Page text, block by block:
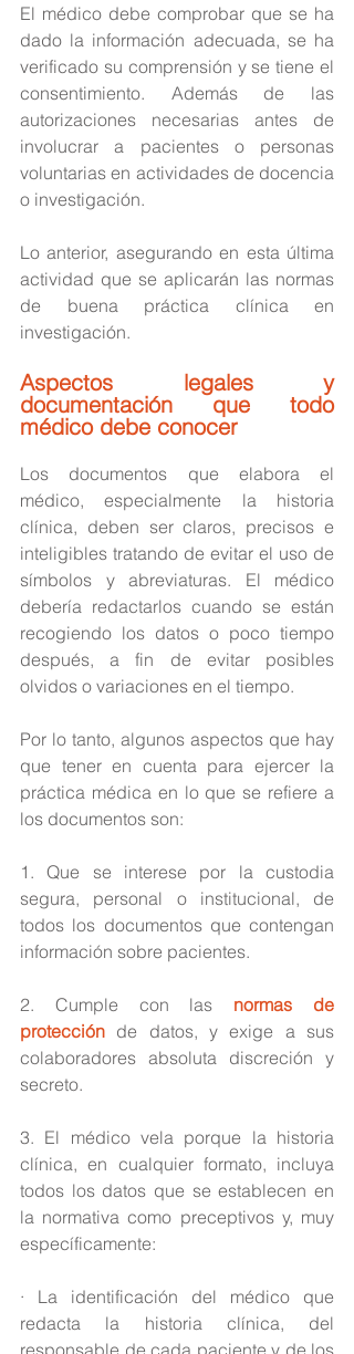
El médico debe comprobar que se ha
dado la información adecuada, se ha
verificado su comprensión y se tiene el
consentimiento. Además de las
autorizaciones necesarias antes de
involucrar a pacientes o personas
voluntarias en actividades de docencia
o investigación.
Lo anterior, asegurando en esta última
actividad que se aplicarán las normas
de buena práctica clínica en
investigación.
Aspectos legales y
documentación que todo
médico debe conocer
Los documentos que elabora el
médico, especialmente la historia
clínica, deben ser claros, precisos e
inteligibles tratando de evitar el uso de
símbolos y abreviaturas. El médico
debería redactarlos cuando se están
recogiendo los datos o poco tiempo
después, a fin de evitar posibles
olvidos o variaciones en el tiempo.
Por lo tanto, algunos aspectos que hay
que tener en cuenta para ejercer la
práctica médica en lo que se refiere a
los documentos son:
1. Que se interese por la custodia
segura, personal o institucional, de
todos los documentos que contengan
información sobre pacientes.
2. Cumple con las normas de
protección de datos, y exige a sus
colaboradores absoluta discreción y
secreto.
3. El médico vela porque la historia
clínica, en cualquier formato, incluya
todos los datos que se establecen en
la normativa como preceptivos y, muy
específicamente:
· La identificación del médico que
redacta la historia clínica, del
responsable de cada paciente y de los